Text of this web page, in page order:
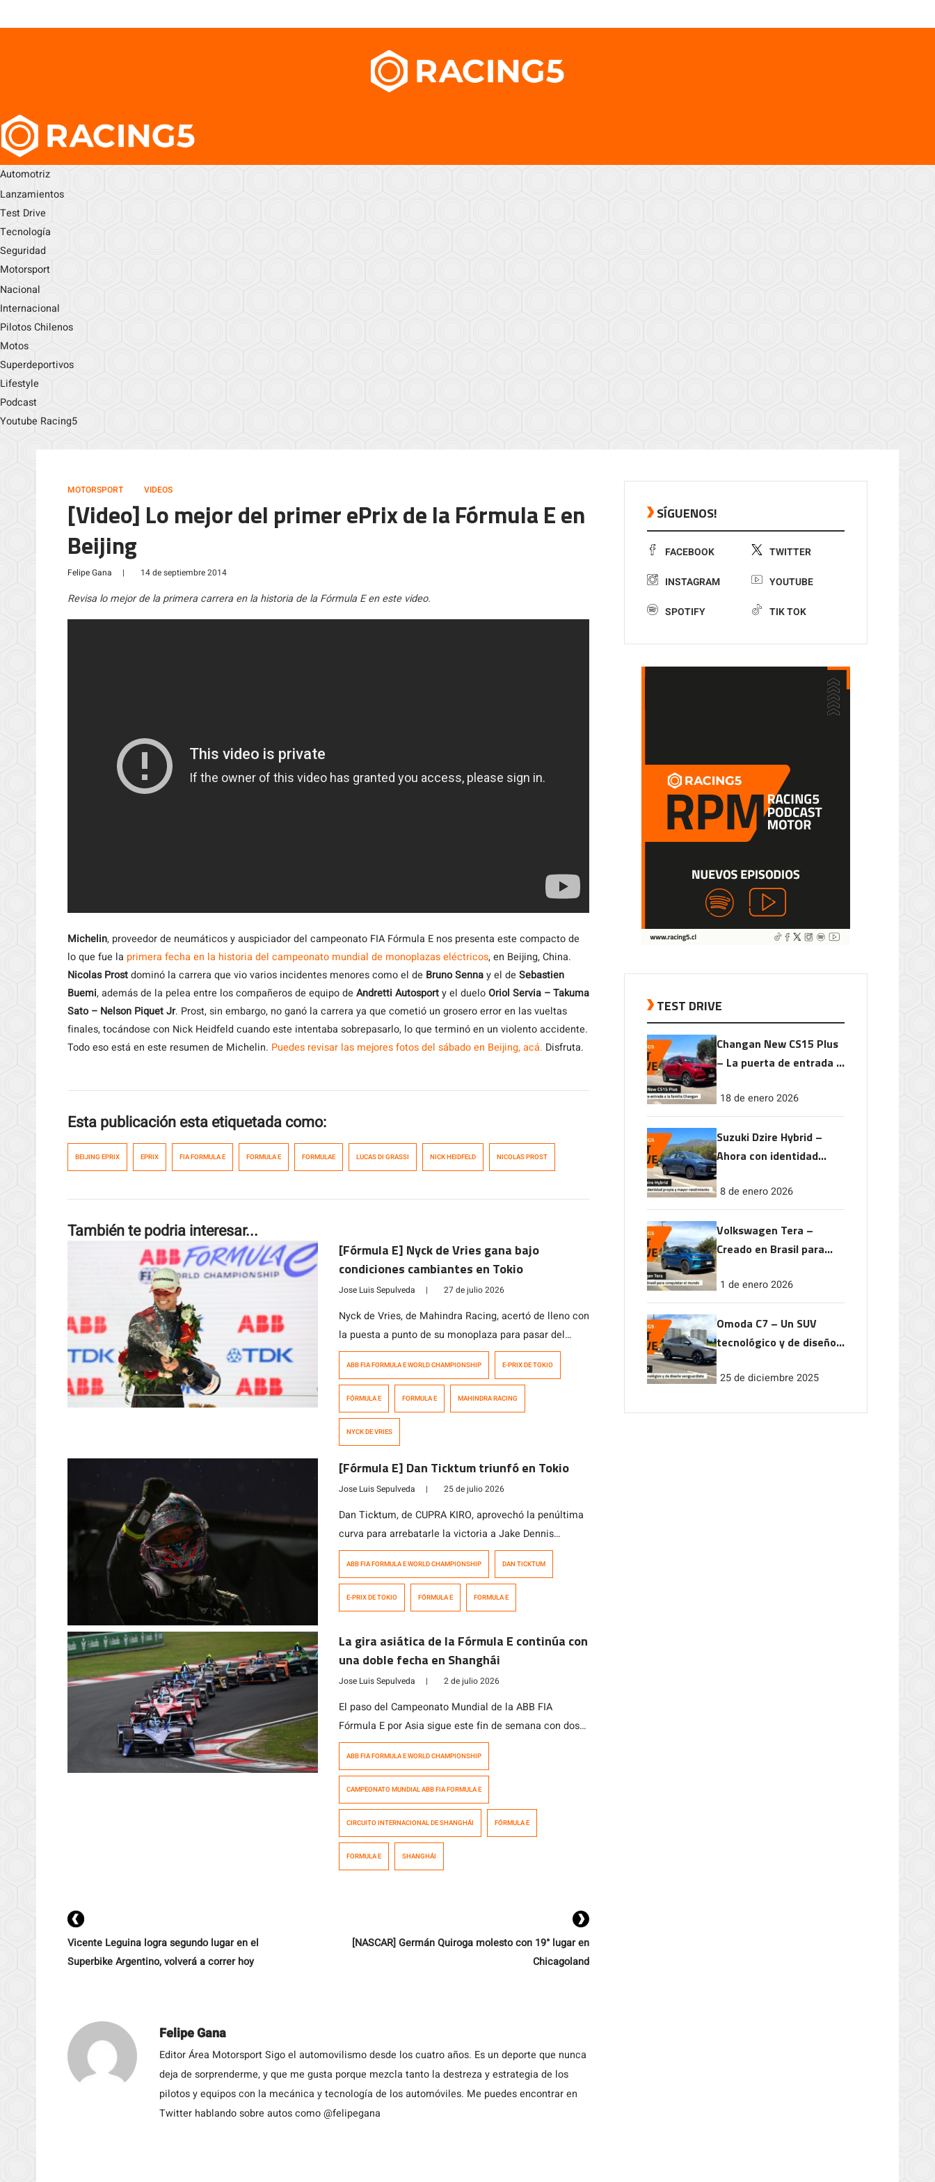
Automotriz
Lanzamientos
Test Drive
Tecnología
Seguridad
Motorsport
Nacional
Internacional
Pilotos Chilenos
Motos
Superdeportivos
Lifestyle
Podcast
Youtube Racing5
MOTORSPORT VIDEOS
[Video] Lo mejor del primer ePrix de la Fórmula E en
Beijing
Felipe Gana | 14 de septiembre 2014
Revisa lo mejor de la primera carrera en la historia de la Fórmula E en este video.
Michelin, proveedor de neumáticos y auspiciador del campeonato FIA Fórmula E nos presenta este compacto de
lo que fue la primera fecha en la historia del campeonato mundial de monoplazas eléctricos, en Beijing, China.
Nicolas Prostdominó la carrera que vio varios incidentes menores como el de Bruno Sennay el de Sebastien
Buemi, además de la pelea entre los compañeros de equipo de Andretti Autosporty el dueloOriol Servia – Takuma
Sato – Nelson Piquet Jr. Prost, sin embargo, no ganó la carrera ya que cometió un grosero error en las vueltas
finales, tocándose con Nick Heidfeld cuando este intentaba sobrepasarlo, lo que terminó en un violento accidente.
Todo eso está en este resumen de Michelin. Puedes revisar las mejores fotos del sábado en Beijing, acá. Disfruta.
Esta publicación esta etiquetada como:
BEIJING EPRIX EPRIX FIA FORMULA E FORMULA E FORMULAE LUCAS DI GRASSI NICK HEIDFELD NICOLAS PROST
También te podria interesar...
[Fórmula E] Nyck de Vries gana bajo
condiciones cambiantes en Tokio
Jose Luis Sepulveda | 27 de julio 2026
Nyck de Vries, de Mahindra Racing, acertó de lleno con
la puesta a punto de su monoplaza para pasar del
quinto puesto a la victoria en la carrera del domingo
condiciones mixtas. El neerlandés terminó por delante
de Nick Cassidy, de Citroën Racing, y […]
ABB FIA FORMULA E WORLD CHAMPIONSHIP E-PRIX DE TOKIO
FÓRMULA E FORMULA E MAHINDRA RACING
NYCK DE VRIES
[Fórmula E] Dan Ticktum triunfó en Tokio
Jose Luis Sepulveda | 25 de julio 2026
Dan Ticktum, de CUPRA KIRO, aprovechó la penúltima
curva para arrebatarle la victoria a Jake Dennis
(Andretti) en la primera carrera nocturna de la Fórmula
Cassidy, quien le dio un emotivo podio a Citroën
Racing en la Ronda 14 del E-Prix de Tokio 2026.
ABB FIA FORMULA E WORLD CHAMPIONSHIP DAN TICKTUM
E-PRIX DE TOKIO FÓRMULA E FORMULA E
La gira asiática de la Fórmula E continúa con
una doble fecha en Shanghái
Jose Luis Sepulveda | 2 de julio 2026
El paso del Campeonato Mundial de la ABB FIA
Fórmula E por Asia sigue este fin de semana con dos
carreras en el Circuito Internacional de Shanghái,
3,051 kilómetros, es uno de los muchos trazados
diseñados por el […]
ABB FIA FORMULA E WORLD CHAMPIONSHIP
CAMPEONATO MUNDIAL ABB FIA FORMULA E
CIRCUITO INTERNACIONAL DE SHANGHÁI FÓRMULA E
FORMULA E SHANGHÁI
Vicente Leguina logra segundo lugar en el
Superbike Argentino, volverá a correr hoy
[NASCAR] Germán Quiroga molesto con 19° lugar en
Chicagoland
Felipe Gana
Editor Área Motorsport Sigo el automovilismo desde los cuatro años. Es un deporte que nunca
deja de sorprenderme, y que me gusta porque mezcla tanto la destreza y estrategia de los
pilotos y equipos con la mecánica y tecnología de los automóviles. Me puedes encontrar en
Twitter hablando sobre autos como @felipegana
SÍGUENOS!
FACEBOOK TWITTER
INSTAGRAM YOUTUBE
SPOTIFY TIK TOK
TEST DRIVE
Changan New CS15 Plus
– La puerta de entrada a
18 de enero 2026
Suzuki Dzire Hybrid –
Ahora con identidad
rendimiento
8 de enero 2026
Volkswagen Tera –
Creado en Brasil para
1 de enero 2026
Omoda C7 – Un SUV
tecnológico y de diseño
25 de diciembre 2025